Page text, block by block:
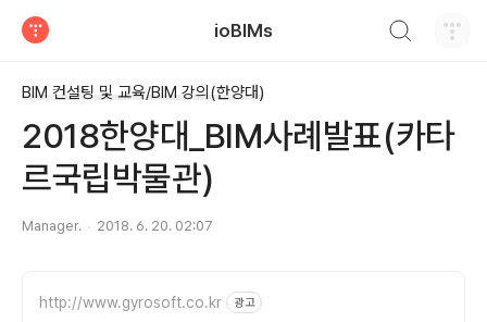
ioBIMs
BIM 컨설팅 및 교육/BIM 강의(한양대)
2018한양대_BIM사례발표(카타
르국립박물관)
Manager. 2018. 6. 20. 02:07
http://www.gyrosoft.co.kr 광고